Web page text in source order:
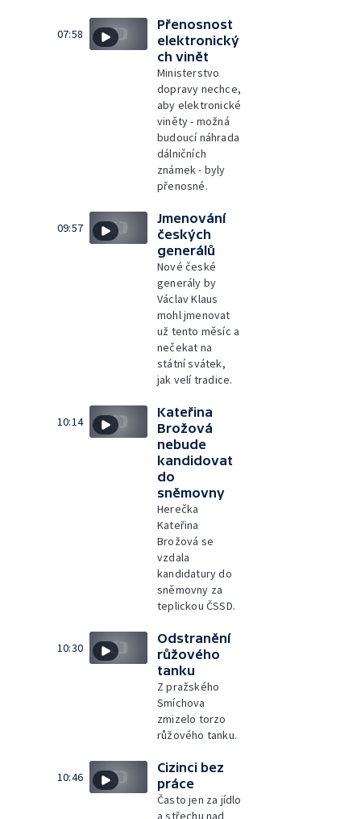
07:58
Přenosnost
elektronický
ch vinět
Ministerstvo
dopravy nechce,
aby elektronické
viněty - možná
budoucí náhrada
dálničních
známek - byly
přenosné.
09:57
Jmenování
českých
generálů
Nové české
generály by
Václav Klaus
mohl jmenovat
už tento měsíc a
nečekat na
státní svátek,
jak velí tradice.
10:14
Kateřina
Brožová
nebude
kandidovat
do
sněmovny
Herečka
Kateřina
Brožová se
vzdala
kandidatury do
sněmovny za
teplickou ČSSD.
10:30
Odstranění
růžového
tanku
Z pražského
Smíchova
zmizelo torzo
růžového tanku.
10:46
Cizinci bez
práce
Často jen za jídlo
a střechu nad